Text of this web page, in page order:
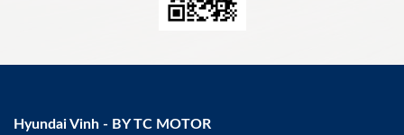
Hyundai Vinh - BY TC MOTOR